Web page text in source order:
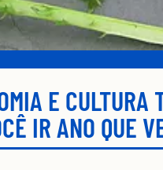
E CULTURA
IR ANO QUE